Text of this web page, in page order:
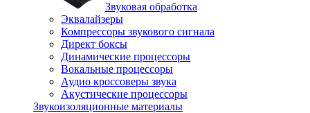
Звуковая обработка
Эквалайзеры
Компрессоры звукового сигнала
Директ боксы
Динамические процессоры
Вокальные процессоры
Аудио кроссоверы звука
Акустические процессоры
Звукоизоляционные материалы